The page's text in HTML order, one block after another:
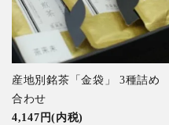
産地別銘茶「金袋」 3種詰め
合わせ
4,147円(内税)